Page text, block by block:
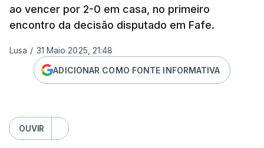
ao vencer por 2-0 em casa, no primeiro
encontro da decisão disputado em Fafe.
Lusa / 31 Maio 2025, 21:48
ADICIONAR COMO FONTE INFORMATIVA
OUVIR